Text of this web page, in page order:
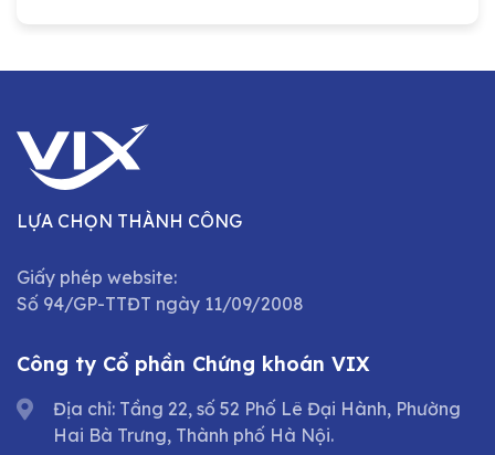
LỰA CHỌN THÀNH CÔNG
Giấy phép website:
Số 94/GP-TTĐT ngày 11/09/2008
Công ty Cổ phần Chứng khoán VIX
Địa chỉ: Tầng 22, số 52 Phố Lê Đại Hành, Phường
Hai Bà Trưng, Thành phố Hà Nội.